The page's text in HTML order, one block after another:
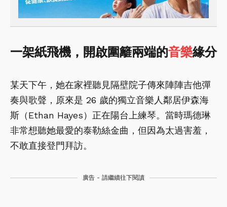
一架紙飛機，開啟圍籬兩端的音樂緣分
某天下午，她在家裡聽見隔壁院子傳來陣陣吉他彈
奏與歌聲，原來是 26 歲的獨立音樂人鄰居伊森海
斯（Ethan Hayes）正在陽台上練琴。當時瑪德琳
非常想聽她最愛的泰勒絲金曲，但因為太過害羞，
不敢直接登門拜訪。
廣告 - 請繼續往下閱讀